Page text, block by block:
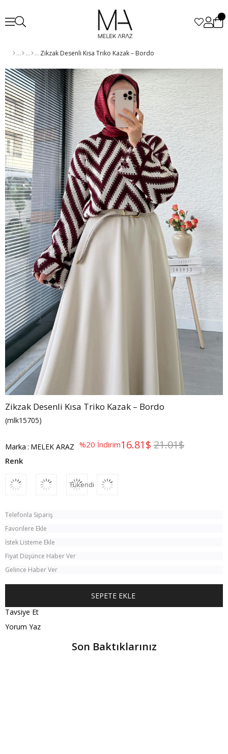
Zikzak Desenli Kısa Triko Kazak – Bordo
Zikzak Desenli Kısa Triko Kazak – Bordo
(mlk15705)
Marka : MELEK ARAZ %20 İndirim 21.01$
16.81$
Tükendi
Telefonla Sipariş
Favorilere Ekle
İstek Listeme Ekle
Fiyat Düşünce Haber Ver
Gelince Haber Ver
Tavsiye Et
Yorum Yaz
Son Baktıklarınız